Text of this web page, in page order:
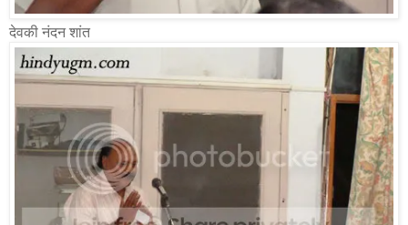
देवकी नंदन शांत